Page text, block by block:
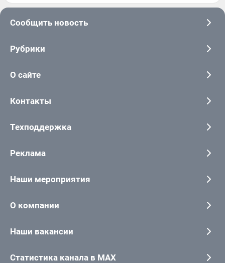
Сообщить новость
Рубрики
О сайте
Контакты
Техподдержка
Реклама
Наши мероприятия
О компании
Наши вакансии
Статистика канала в MAX